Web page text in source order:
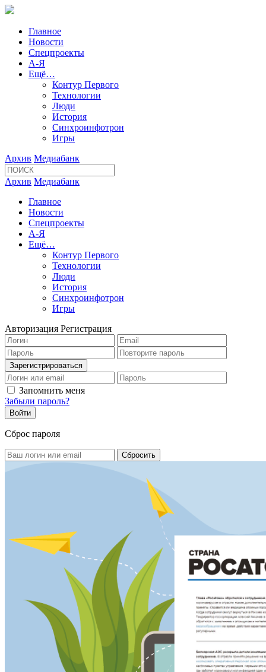
Главное
Новости
Спецпроекты
А-Я
Ещё…
Контур Первого
Технологии
Люди
История
Синхроинфотрон
Игры
Архив Медиабанк
Архив Медиабанк
Главное
Новости
Спецпроекты
А-Я
Ещё…
Контур Первого
Технологии
Люди
История
Синхроинфотрон
Игры
Авторизация Регистрация
Запомнить меня
Забыли пароль?
Сброс пароля